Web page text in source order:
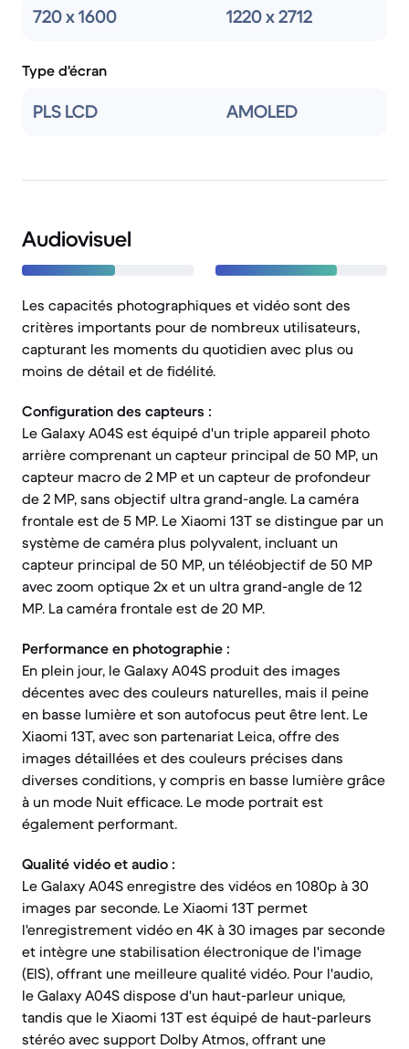
720 x 1600 1220 x 2712
Type d'écran
PLS LCD AMOLED
Audiovisuel
Les capacités photographiques et vidéo sont des
critères importants pour de nombreux utilisateurs,
capturant les moments du quotidien avec plus ou
moins de détail et de fidélité.
Configuration des capteurs :
Le Galaxy A04S est équipé d'un triple appareil photo
arrière comprenant un capteur principal de 50 MP, un
capteur macro de 2 MP et un capteur de profondeur
de 2 MP, sans objectif ultra grand-angle. La caméra
frontale est de 5 MP. Le Xiaomi 13T se distingue par un
système de caméra plus polyvalent, incluant un
capteur principal de 50 MP, un téléobjectif de 50 MP
avec zoom optique 2x et un ultra grand-angle de 12
MP. La caméra frontale est de 20 MP.
Performance en photographie :
En plein jour, le Galaxy A04S produit des images
décentes avec des couleurs naturelles, mais il peine
en basse lumière et son autofocus peut être lent. Le
Xiaomi 13T, avec son partenariat Leica, offre des
images détaillées et des couleurs précises dans
diverses conditions, y compris en basse lumière grâce
à un mode Nuit efficace. Le mode portrait est
également performant.
Qualité vidéo et audio :
Le Galaxy A04S enregistre des vidéos en 1080p à 30
images par seconde. Le Xiaomi 13T permet
l'enregistrement vidéo en 4K à 30 images par seconde
et intègre une stabilisation électronique de l'image
(EIS), offrant une meilleure qualité vidéo. Pour l'audio,
le Galaxy A04S dispose d'un haut-parleur unique,
tandis que le Xiaomi 13T est équipé de haut-parleurs
stéréo avec support Dolby Atmos, offrant une